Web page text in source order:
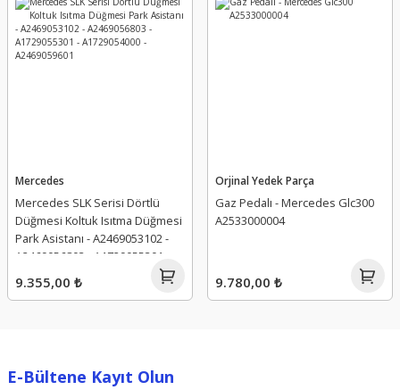
Mercedes
Mercedes SLK Serisi Dörtlü
Düğmesi Koltuk Isıtma Düğmesi
Park Asistanı - A2469053102 -
A2469056803 - A1729055301 -
A1729054000 - A2469059601
9.355,00 ₺
Orjinal Yedek Parça
Gaz Pedalı - Mercedes Glc300
A2533000004
9.780,00 ₺
E-Bültene Kayıt Olun